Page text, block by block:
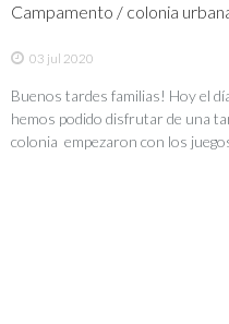
Campamento / colonia
03 jul 2020
Buenos tardes familias! Hoy el
hemos podido disfrutar de una
colonia empezaron con los